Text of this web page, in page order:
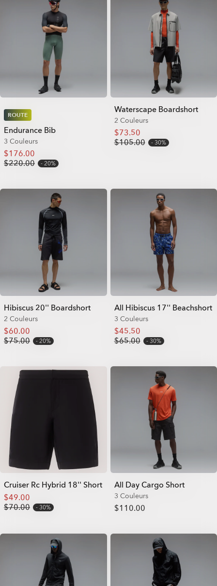
ROUTE
Endurance Bib
3 Couleurs
$176.00
$220.00
20%
Waterscape Boardshort
2 Couleurs
$73.50
$105.00
30%
Hibiscus 20'' Boardshort
2 Couleurs
$60.00
$75.00
20%
All Hibiscus 17'' Beachshort
3 Couleurs
$45.50
$65.00
30%
Cruiser Rc Hybrid 18'' Short
$49.00
$70.00
30%
All Day Cargo Short
3 Couleurs
$110.00